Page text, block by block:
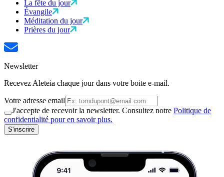
La fête du jour
Évangile
Méditation du jour
Prières du jour
Newsletter
Recevez Aleteia chaque jour dans votre boite e-mail.
Votre adresse email
J'accepte de recevoir la newsletter. Consultez notre Politique de
confidentialité pour en savoir plus.
S'inscrire